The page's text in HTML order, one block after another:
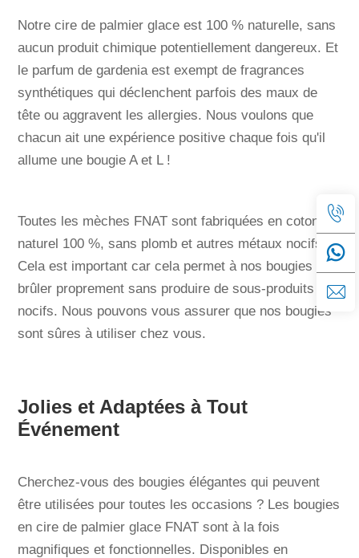
Notre cire de palmier glace est 100 % naturelle, sans
aucun produit chimique potentiellement dangereux. Et
le parfum de gardenia est exempt de fragrances
synthétiques qui déclenchent parfois des maux de
tête ou aggravent les allergies. Nous voulons que
chacun ait une expérience positive chaque fois qu'il
allume une bougie A et L !
Toutes les mèches FNAT sont fabriquées en coton
naturel 100 %, sans plomb et autres métaux nocifs.
Cela est important car cela permet à nos bougies de
brûler proprement sans produire de sous-produits
nocifs. Nous pouvons vous assurer que nos bougies
sont sûres à utiliser chez vous.
Jolies et Adaptées à Tout
Événement
Cherchez-vous des bougies élégantes qui peuvent
être utilisées pour toutes les occasions ? Les bougies
en cire de palmier glace FNAT sont à la fois
magnifiques et fonctionnelles. Disponibles en